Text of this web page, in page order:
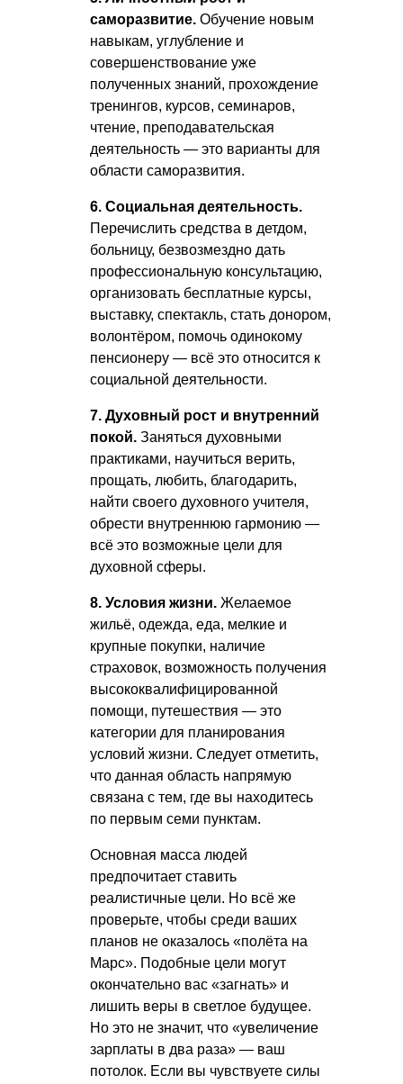
саморазвитие. Обучение новым
навыкам, углубление и
совершенствование уже
полученных знаний, прохождение
тренингов, курсов, семинаров,
чтение, преподавательская
деятельность — это варианты для
области саморазвития.
6. Социальная деятельность.
Перечислить средства в детдом,
больницу, безвозмездно дать
профессиональную консультацию,
организовать бесплатные курсы,
выставку, спектакль, стать донором,
волонтёром, помочь одинокому
пенсионеру — всё это относится к
социальной деятельности.
7. Духовный рост и внутренний
покой. Заняться духовными
практиками, научиться верить,
прощать, любить, благодарить,
найти своего духовного учителя,
обрести внутреннюю гармонию —
всё это возможные цели для
духовной сферы.
8. Условия жизни. Желаемое
жильё, одежда, еда, мелкие и
крупные покупки, наличие
страховок, возможность получения
высококвалифицированной
помощи, путешествия — это
категории для планирования
условий жизни. Следует отметить,
что данная область напрямую
связана с тем, где вы находитесь
по первым семи пунктам.
Основная масса людей
предпочитает ставить
реалистичные цели. Но всё же
проверьте, чтобы среди ваших
планов не оказалось «полёта на
Марс». Подобные цели могут
окончательно вас «загнать» и
лишить веры в светлое будущее.
Но это не значит, что «увеличение
зарплаты в два раза» — ваш
потолок. Если вы чувствуете силы